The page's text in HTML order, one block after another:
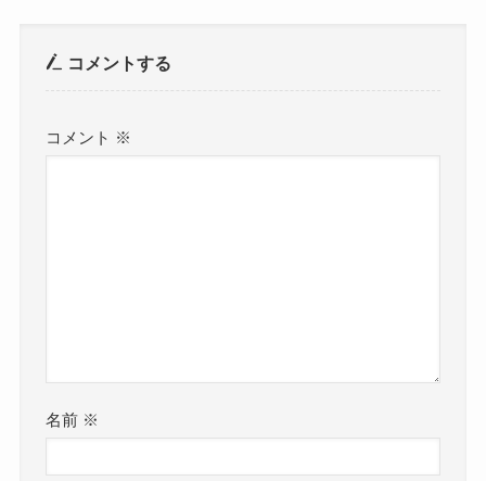
コメントする
コメント ※
名前 ※